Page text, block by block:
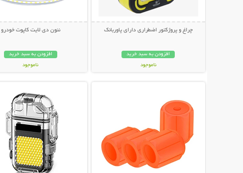
چراغ و پروژکتور اضطراری دارای پاوربانک
افزودن به سبد خرید
ناموجود
نئون دی لایت کاپوت خودرو
افزودن به سبد خرید
ناموجود